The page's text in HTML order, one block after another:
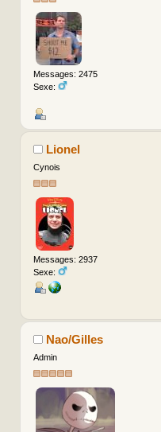
Messages: 2475
Sexe:
Lionel
Cynois
Messages: 2937
Sexe:
Nao/Gilles
Admin